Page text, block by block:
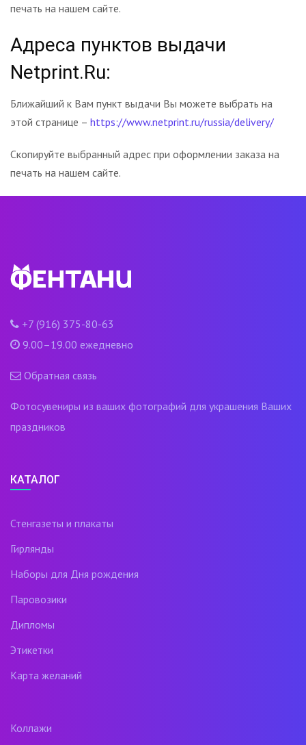
печать на нашем сайте.
Адреса пунктов выдачи
Netprint.Ru:
Ближайший к Вам пункт выдачи Вы можете выбрать на
этой странице – https://www.netprint.ru/russia/delivery/
Скопируйте выбранный адрес при оформлении заказа на
печать на нашем сайте.
+7 (916) 375-80-63
9.00–19.00 ежедневно
Обратная связь
Фотосувениры из ваших фотографий для украшения Ваших
праздников
КАТАЛОГ
Стенгазеты и плакаты
Гирлянды
Наборы для Дня рождения
Паровозики
Дипломы
Этикетки
Карта желаний
Коллажи